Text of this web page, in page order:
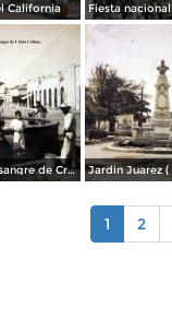
California
La pila de la sangre de Cristo Colima.
1 2